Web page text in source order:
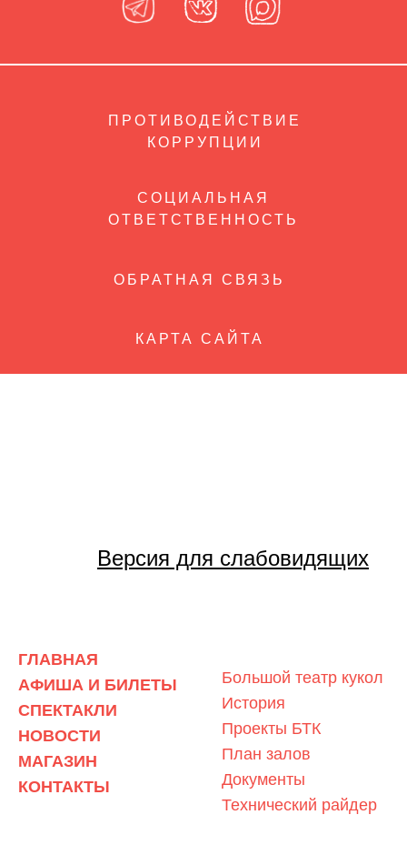
ОБРАТНАЯ СВЯЗЬ
ПРОТИВОДЕЙСТВИЕ
КОРРУПЦИИ
СОЦИАЛЬНАЯ
ОТВЕТСТВЕННОСТЬ
КАРТА САЙТА
Версия для слабовидящих
ГЛАВНАЯ
АФИША И БИЛЕТЫ
СПЕКТАКЛИ
НОВОСТИ
МАГАЗИН
КОНТАКТЫ
Большой театр кукол
История
Проекты БТК
План залов
Документы
Технический райдер